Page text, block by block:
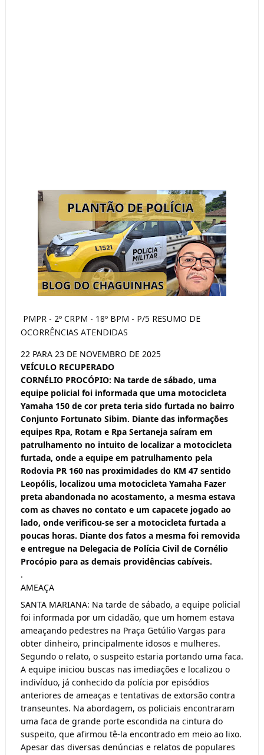
PMPR - 2º CRPM - 18º BPM - P/5 RESUMO DE
OCORRÊNCIAS ATENDIDAS
22 PARA 23 DE NOVEMBRO DE 2025
VEÍCULO RECUPERADO
CORNÉLIO PROCÓPIO: Na tarde de sábado, uma
equipe policial foi informada que uma motocicleta
Yamaha 150 de cor preta teria sido furtada no bairro
Conjunto Fortunato Sibim. Diante das informações
equipes Rpa, Rotam e Rpa Sertaneja saíram em
patrulhamento no intuito de localizar a motocicleta
furtada, onde a equipe em patrulhamento pela
Rodovia PR 160 nas proximidades do KM 47 sentido
Leopólis, localizou uma motocicleta Yamaha Fazer
preta abandonada no acostamento, a mesma estava
com as chaves no contato e um capacete jogado ao
lado, onde verificou-se ser a motocicleta furtada a
poucas horas. Diante dos fatos a mesma foi removida
e entregue na Delegacia de Polícia Civil de Cornélio
Procópio para as demais providências cabíveis.
.
AMEAÇA
SANTA MARIANA: Na tarde de sábado, a equipe policial
foi informada por um cidadão, que um homem estava
ameaçando pedestres na Praça Getúlio Vargas para
obter dinheiro, principalmente idosos e mulheres.
Segundo o relato, o suspeito estaria portando uma faca.
A equipe iniciou buscas nas imediações e localizou o
indivíduo, já conhecido da polícia por episódios
anteriores de ameaças e tentativas de extorsão contra
transeuntes. Na abordagem, os policiais encontraram
uma faca de grande porte escondida na cintura do
suspeito, que afirmou tê-la encontrado em meio ao lixo.
Apesar das diversas denúncias e relatos de populares